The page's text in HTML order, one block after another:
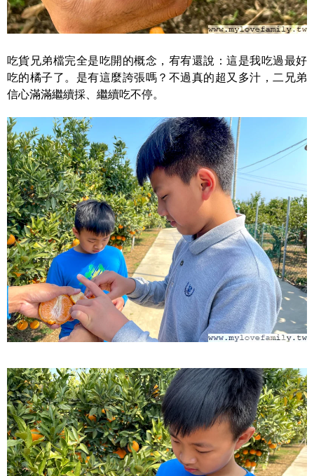
吃貨兄弟檔完全是吃開的概念，宥宥還說：這是我吃過最好
吃的橘子了。是有這麼誇張嗎？不過真的超又多汁，二兄弟
信心滿滿繼續採、繼續吃不停。